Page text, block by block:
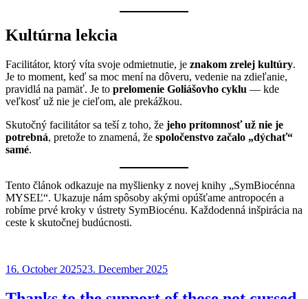
Kultúrna lekcia
Facilitátor, ktorý víta svoje odmietnutie, je znakom zrelej kultúry.
Je to moment, keď sa moc mení na dôveru, vedenie na zdieľanie,
pravidlá na pamäť. Je to prelomenie Goliášovho cyklu — kde
veľkosť už nie je cieľom, ale prekážkou.
Skutočný facilitátor sa teší z toho, že jeho prítomnosť už nie je
potrebná, pretože to znamená, že spoločenstvo začalo „dýchať“
samé.
Tento článok odkazuje na myšlienky z novej knihy „SymBiocénna
MYSEĽ“. Ukazuje nám spôsoby akými opúšťame antropocén a
robíme prvé kroky v ústrety SymBiocénu. Každodenná inšpirácia na
ceste k skutočnej budúcnosti.
Posted
16. October 202523. December 2025